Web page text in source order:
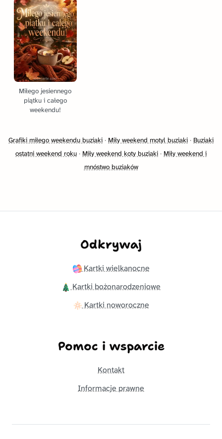
Miłego jesiennego
piątku i całego
weekendu!
Grafiki miłego weekendu buziaki · Miły weekend motyl buziaki · Buziaki
ostatni weekend roku · Miły weekend koty buziaki · Miły weekend i
mnóstwo buziaków
Odkrywaj
Kartki wielkanocne
Kartki bożonarodzeniowe
Kartki noworoczne
Pomoc i wsparcie
Kontakt
Informacje prawne